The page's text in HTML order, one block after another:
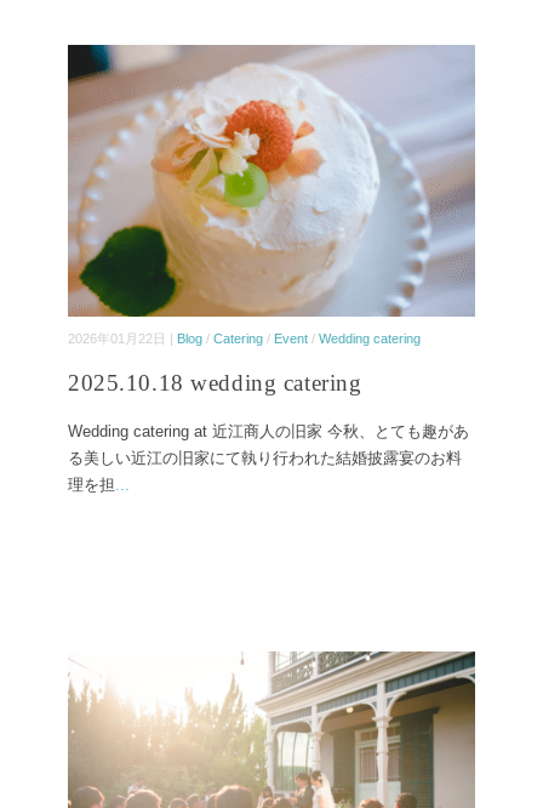
2026年01月22日 | Blog / Catering / Event / Wedding catering
2025.10.18 wedding catering
Wedding catering at 近江商人の旧家 今秋、とても趣があ
る美しい近江の旧家にて執り行われた結婚披露宴のお料
理を担